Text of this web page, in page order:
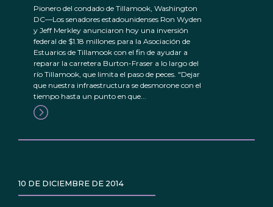
Pionero del condado de Tillamook, Washington
DC—Los senadores estadounidenses Ron Wyden
y Jeff Merkley anunciaron hoy una inversión
federal de $1.18 millones para la Asociación de
Estuarios de Tillamook con el fin de ayudar a
reparar la carretera Burton-Fraser a lo largo del
río Tillamook, que limita el paso de peces. "Dejar
que nuestra infraestructura se desmorone con el
tiempo hasta un punto en que...
10 DE DICIEMBRE DE 2014